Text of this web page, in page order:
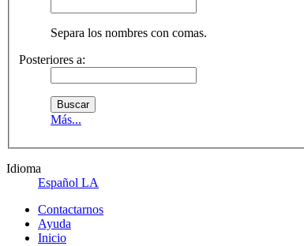
Separa los nombres con comas.
Posteriores a:
Más...
Idioma
Español LA
Contactarnos
Ayuda
Inicio